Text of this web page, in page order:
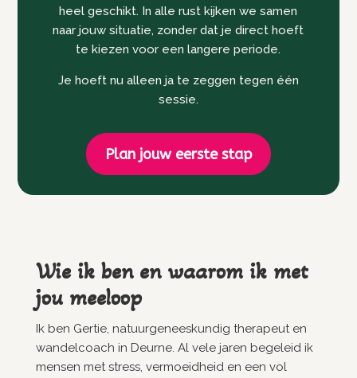
heel geschikt. In alle rust kijken we samen
naar jouw situatie, zonder dat je direct hoeft
te kiezen voor een langere periode.
Je hoeft nu alleen ja te zeggen tegen één
sessie.
Plan jouw eerste stap
Wie ik ben en waarom ik met
jou meeloop
Ik ben Gertie, natuurgeneeskundig therapeut en
wandelcoach in Deurne. Al vele jaren begeleid ik
mensen met stress, vermoeidheid en een vol